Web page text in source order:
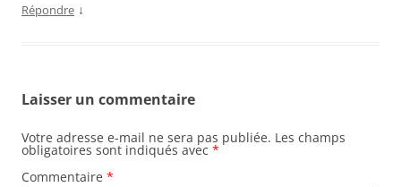
Répondre ↓
Laisser un commentaire
Votre adresse e-mail ne sera pas publiée. Les champs
obligatoires sont indiqués avec *
Commentaire *